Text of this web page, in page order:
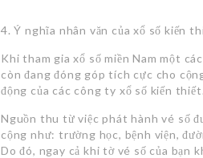
4. Ý nghĩa nhân văn của xổ số kiến
Khi tham gia xổ số miền Nam một
còn đang đóng góp tích cực cho
động của các công ty xổ số kiến thiết.
Nguồn thu từ việc phát hành vé số
cộng như: trường học, bệnh viện,
Do đó, ngay cả khi tờ vé số của bạn